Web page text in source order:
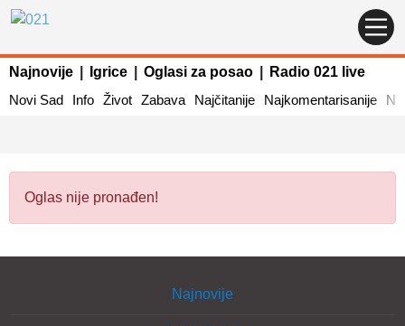
Najnovije Igrice Oglasi za posao
Radio 021 live
Novi Sad
Info Život Zabava Najčitanije Najkomentarisanije
Oglas nije pronađen!
Najnovije